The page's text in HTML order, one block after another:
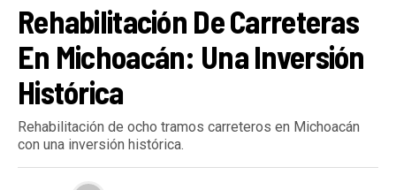
Rehabilitación De Carreteras
En Michoacán: Una Inversión
Histórica
Rehabilitación de ocho tramos carreteros en Michoacán
con una inversión histórica.